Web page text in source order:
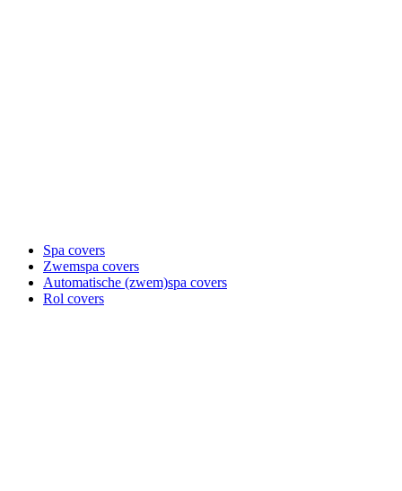
Spa covers
Zwemspa covers
Automatische (zwem)spa covers
Rol covers